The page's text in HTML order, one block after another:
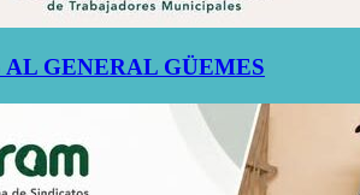
GENERAL GÜEMES